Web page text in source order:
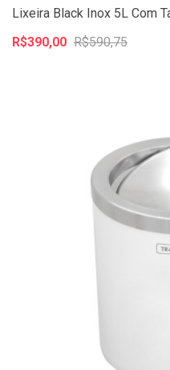
Lixeira Black Inox 5L Com
R$390,00 R$590,75